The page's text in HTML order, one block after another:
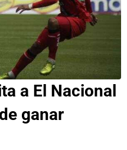
a El Nacional
ganar